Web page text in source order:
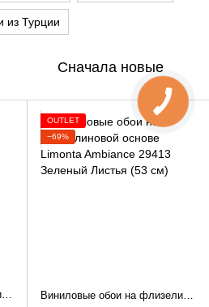
из Турции
Сначала новые
Виниловые обои на флизелиновой основе Limonta Ambiance 29414 Бирюзовый Листья (53 см)
OUTLET
−69%
Виниловые обои на флизелиновой основе Limonta Ambiance 29413 Зеленый Листья (53 см)